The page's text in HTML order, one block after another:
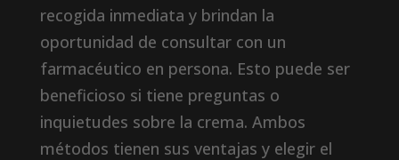
recogida inmediata y brindan la
oportunidad de consultar con un
farmacéutico en persona. Esto puede ser
beneficioso si tiene preguntas o
inquietudes sobre la crema. Ambos
métodos tienen sus ventajas y elegir el